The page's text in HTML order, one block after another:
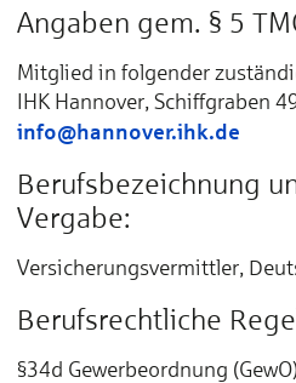
Angaben gem. § 5
Mitglied in folgender
IHK Hannover, Schiffgraben
info@hannover.ihk.de
Berufsbezeichnung
Vergabe:
Versicherungsvermittler,
Berufsrechtliche
§34d Gewerbeordnung